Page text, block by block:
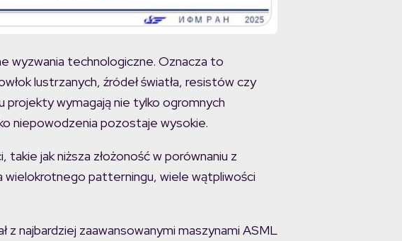
wyzwania technologiczne. Oznacza to
lustrzanych, źródeł światła, resistów czy
projekty wymagają nie tylko ogromnych
niepowodzenia pozostaje wysokie.
jak niższa złożoność w porównaniu z
wielokrotnego patterningu, wiele wątpliwości
z najbardziej zaawansowanymi maszynami ASML